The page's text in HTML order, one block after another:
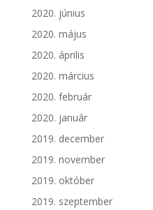
2020. június
2020. május
2020. április
2020. március
2020. február
2020. január
2019. december
2019. november
2019. október
2019. szeptember